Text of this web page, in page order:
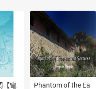
【電
Phantom of the Ea